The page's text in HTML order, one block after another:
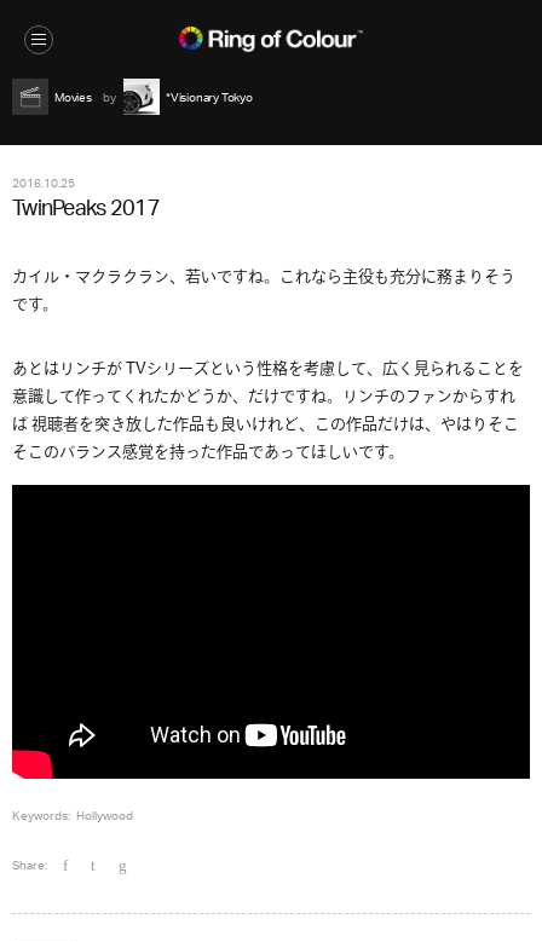
Movies *Visionary Tokyo
2016.10.25
TwinPeaks 2017
カイル・マクラクラン、若いですね。これなら主役も充分に務まりそう
です。
あとはリンチが TVシリーズという性格を考慮して、広く見られることを
意識して作ってくれたかどうか、だけですね。リンチのファンからすれ
ば 視聴者を突き放した作品も良いけれど、この作品だけは、やはりそこ
そこのバランス感覚を持った作品であってほしいです。
Keywords: Hollywood
Share: